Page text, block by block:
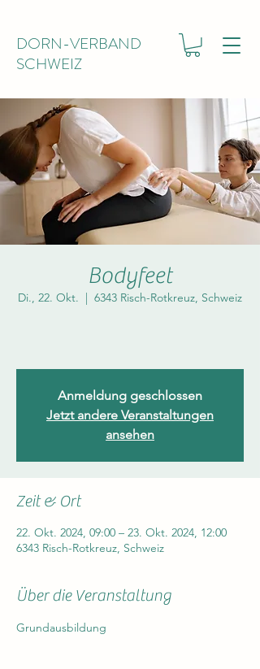
DORN-VERBAND
SCHWEIZ
Bodyfeet
Di., 22. Okt.
  |
6343 Risch-Rotkreuz, Schweiz
Anmeldung geschlossen
Jetzt andere Veranstaltungen
ansehen
Zeit & Ort
22. Okt. 2024, 09:00 – 23. Okt. 2024, 12:00
6343 Risch-Rotkreuz, Schweiz
Über die Veranstaltung
Grundausbildung